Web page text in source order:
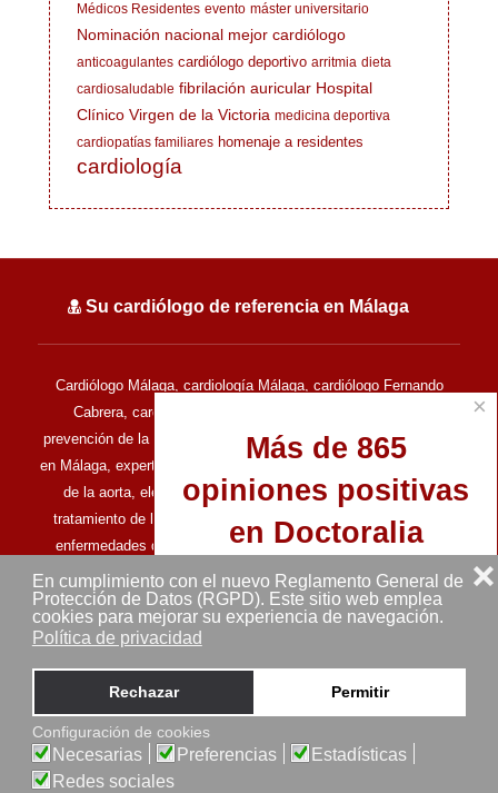
En cumplimiento con el nuevo Reglamento General de
Protección de Datos (RGPD). Este sitio web emplea
cookies para mejorar su experiencia de navegación.
Política de privacidad
Rechazar Permitir
❌
Configuración de cookies
Necesarias Preferencias
Estadísticas
Redes sociales
Médicos Residentes evento máster universitario
Nominación nacional mejor cardiólogo
anticoagulantes cardiólogo deportivo arritmia dieta
cardiosaludable fibrilación auricular Hospital
Clínico Virgen de la Victoria medicina deportiva
cardiopatías familiares homenaje a residentes
cardiología
Su cardiólogo de referencia en Málaga
Cardiólogo Málaga, cardiología Málaga, cardiólogo Fernando
Cabrera, cardiología del deporte, cardiología deportiva,
prevención de la muerte súbita en el deporte, cardiología clínica
en Málaga, experto en ecocardiografía, experto en enfermedades
de la aorta, electrocardiografía, ecocardiografía de estrés,
tratamiento de las enfermedades del corazón, tratamiento de
enfermedades del corazón, enfermedades cardiovasculares,
clínica cardiovascular en Málaga.
Todos los derechos reservados © Doctor Fernando Cabrera -
Cardiólogo en Málaga (2013-2025) - MALAGA (ESPAÑA)
Aviso legal
Sitio web desarrollado por
×
Más de 865
opiniones positivas
en Doctoralia
Ver perfil en Doctoralia
Pedir una cita ahora